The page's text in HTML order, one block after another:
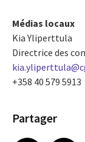
Médias locaux
Kia Yliperttula
Directrice des
+358 40 579 5913
Partager